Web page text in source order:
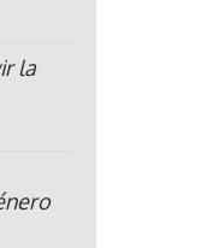
la